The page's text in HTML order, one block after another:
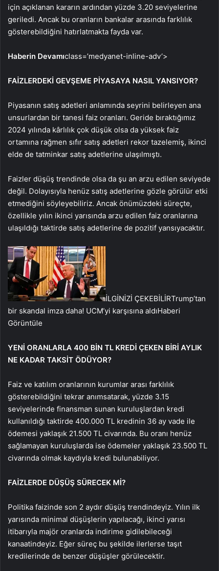
için açıklanan kararın ardından yüzde 3.20 seviyelerine
geriledi. Ancak bu oranların bankalar arasında farklılık
gösterebildiğini hatırlatmakta fayda var.
Haberin Devamıclass=’medyanet-inline-adv’>
FAİZLERDEKİ GEVŞEME PİYASAYA NASIL YANSIYOR?
Piyasanın satış adetleri anlamında seyrini belirleyen ana
unsurlardan bir tanesi faiz oranları. Geride bıraktığımız
2024 yılında kârlılık çok düşük olsa da yüksek faiz
ortamına rağmen sıfır satış adetleri rekor tazelemiş, ikinci
elde de tatminkar satış adetlerine ulaşılmıştı.
Faizler düşüş trendinde olsa da şu an arzu edilen seviyede
değil. Dolayısıyla henüz satış adetlerine gözle görülür etki
etmediğini söyleyebiliriz. Ancak önümüzdeki süreçte,
özellikle yılın ikinci yarısında arzu edilen faiz oranlarına
ulaşıldığı taktirde satış adetlerine de pozitif yansıyacaktır.
İLGİNİZİ ÇEKEBİLİRTrump’tan
bir skandal imza daha! UCM’yi karşısına aldıHaberi
Görüntüle
YENİ ORANLARLA 400 BİN TL KREDİ ÇEKEN BİRİ AYLIK
NE KADAR TAKSİT ÖDÜYOR?
Faiz ve katılım oranlarının kurumlar arası farklılık
gösterebildiğini tekrar anımsatarak, yüzde 3.15
seviyelerinde finansman sunan kuruluşlardan kredi
kullanıldığı taktirde 400.000 TL kredinin 36 ay vade ile
ödemesi yaklaşık 21.500 TL civarında. Bu oranı henüz
sağlamayan kuruluşlarda ise ödemeler yaklaşık 23.500 TL
civarında olmak kaydıyla kredi bulunabiliyor.
FAİZLERDE DÜŞÜŞ SÜRECEK Mİ?
Politika faizinde son 2 aydır düşüş trendindeyiz. Yılın ilk
yarısında minimal düşüşlerin yapılacağı, ikinci yarısı
itibarıyla majör oranlarda indirime gidilebileceği
kanaatindeyiz. Eğer süreç bu şekilde ilerlerse taşıt
kredilerinde de benzer düşüşler görülecektir.